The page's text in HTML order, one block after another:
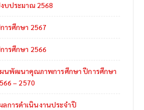
บประมาณ 2568
ารศึกษา 2567
ารศึกษา 2566
นพัฒนาคุณภาพการศึกษา ปีการศึกษา
– 2570
ลการดำเนินงานประจำปี